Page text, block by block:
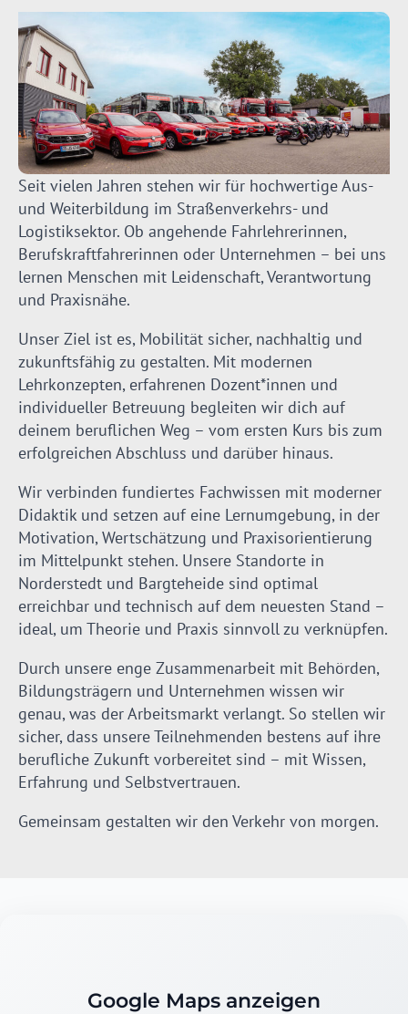
Seit vielen Jahren stehen wir für hochwertige Aus-
und Weiterbildung im Straßenverkehrs- und
Logistiksektor. Ob angehende Fahrlehrerinnen,
Berufskraftfahrerinnen oder Unternehmen – bei uns
lernen Menschen mit Leidenschaft, Verantwortung
und Praxisnähe.
Unser Ziel ist es, Mobilität sicher, nachhaltig und
zukunftsfähig zu gestalten. Mit modernen
Lehrkonzepten, erfahrenen Dozent*innen und
individueller Betreuung begleiten wir dich auf
deinem beruflichen Weg – vom ersten Kurs bis zum
erfolgreichen Abschluss und darüber hinaus.
Wir verbinden fundiertes Fachwissen mit moderner
Didaktik und setzen auf eine Lernumgebung, in der
Motivation, Wertschätzung und Praxisorientierung
im Mittelpunkt stehen. Unsere Standorte in
Norderstedt und Bargteheide sind optimal
erreichbar und technisch auf dem neuesten Stand –
ideal, um Theorie und Praxis sinnvoll zu verknüpfen.
Durch unsere enge Zusammenarbeit mit Behörden,
Bildungsträgern und Unternehmen wissen wir
genau, was der Arbeitsmarkt verlangt. So stellen wir
sicher, dass unsere Teilnehmenden bestens auf ihre
berufliche Zukunft vorbereitet sind – mit Wissen,
Erfahrung und Selbstvertrauen.
Gemeinsam gestalten wir den Verkehr von morgen.
Google Maps anzeigen